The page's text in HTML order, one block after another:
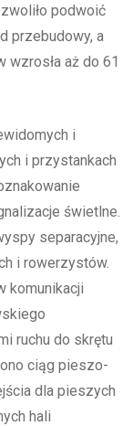
podwoić
przebudowy, a
aż do 61
i
i przystankach
świetlne.
separacyjne,
i rowerzystów.
komunikacji
ruchu do skrętu
ciąg pieszo-
dla pieszych
hali